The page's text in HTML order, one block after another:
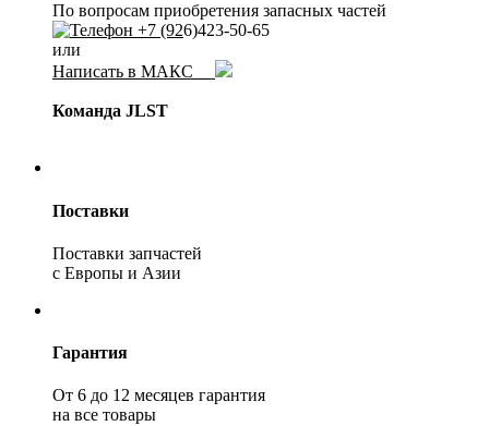
По вопросам приобретения запасных частей
+7 (926)423-50-65
или
Написать в МАКС
Команда JLST
Поставки
Поставки запчастей
с Европы и Азии
Гарантия
От 6 до 12 месяцев гарантия
на все товары